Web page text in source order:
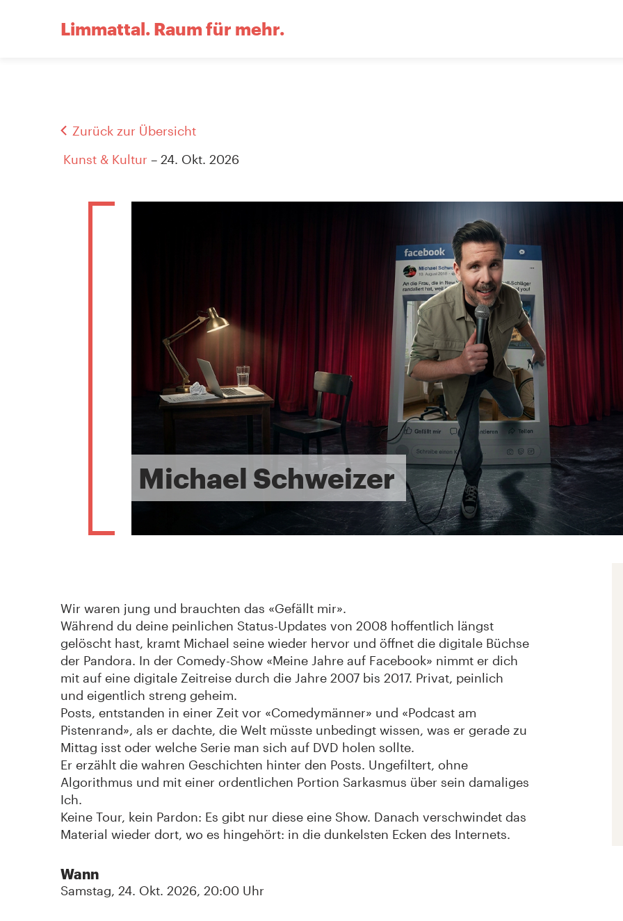
Limmattal. Raum für mehr.
Zurück zur Übersicht
Kunst & Kultur – 24. Okt. 2026
Michael Schweizer
Wir waren jung und brauchten das «Gefällt mir».
Während du deine peinlichen Status-Updates von 2008 hoffentlich längst
gelöscht hast, kramt Michael seine wieder hervor und öffnet die digitale Büchse
der Pandora. In der Comedy-Show «Meine Jahre auf Facebook» nimmt er dich
mit auf eine digitale Zeitreise durch die Jahre 2007 bis 2017. Privat, peinlich
und eigentlich streng geheim.
Posts, entstanden in einer Zeit vor «Comedymänner» und «Podcast am
Pistenrand», als er dachte, die Welt müsste unbedingt wissen, was er gerade zu
Mittag isst oder welche Serie man sich auf DVD holen sollte.
Er erzählt die wahren Geschichten hinter den Posts. Ungefiltert, ohne
Algorithmus und mit einer ordentlichen Portion Sarkasmus über sein damaliges
Ich.
Keine Tour, kein Pardon: Es gibt nur diese eine Show. Danach verschwindet das
Material wieder dort, wo es hingehört: in die dunkelsten Ecken des Internets.
Wann
Samstag, 24. Okt. 2026, 20:00 Uhr